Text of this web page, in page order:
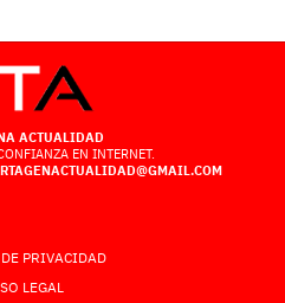
ACTUALIDAD
EN INTERNET.
PRIVACIDAD
LEGAL